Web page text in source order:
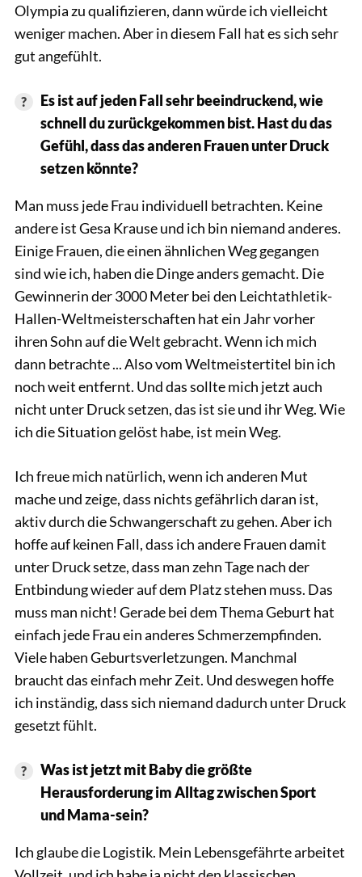
Olympia zu qualifizieren, dann würde ich vielleicht
weniger machen. Aber in diesem Fall hat es sich sehr
gut angefühlt.
Es ist auf jeden Fall sehr beeindruckend, wie
schnell du zurückgekommen bist. Hast du das
Gefühl, dass das anderen Frauen unter Druck
setzen könnte?
Man muss jede Frau individuell betrachten. Keine
andere ist Gesa Krause und ich bin niemand anderes.
Einige Frauen, die einen ähnlichen Weg gegangen
sind wie ich, haben die Dinge anders gemacht. Die
Gewinnerin der 3000 Meter bei den Leichtathletik-
Hallen-Weltmeisterschaften hat ein Jahr vorher
ihren Sohn auf die Welt gebracht. Wenn ich mich
dann betrachte ... Also vom Weltmeistertitel bin ich
noch weit entfernt. Und das sollte mich jetzt auch
nicht unter Druck setzen, das ist sie und ihr Weg. Wie
ich die Situation gelöst habe, ist mein Weg.
Ich freue mich natürlich, wenn ich anderen Mut
mache und zeige, dass nichts gefährlich daran ist,
aktiv durch die Schwangerschaft zu gehen. Aber ich
hoffe auf keinen Fall, dass ich andere Frauen damit
unter Druck setze, dass man zehn Tage nach der
Entbindung wieder auf dem Platz stehen muss. Das
muss man nicht! Gerade bei dem Thema Geburt hat
einfach jede Frau ein anderes Schmerzempfinden.
Viele haben Geburtsverletzungen. Manchmal
braucht das einfach mehr Zeit. Und deswegen hoffe
ich inständig, dass sich niemand dadurch unter Druck
gesetzt fühlt.
Was ist jetzt mit Baby die größte
Herausforderung im Alltag zwischen Sport
und Mama-sein?
Ich glaube die Logistik. Mein Lebensgefährte arbeitet